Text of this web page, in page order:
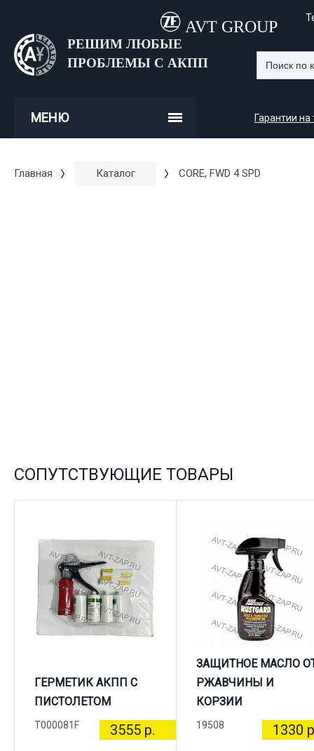
AVT GROUP
РЕШИМ ЛЮБЫЕ
ПРОБЛЕМЫ С АКПП
МЕНЮ Гарантии на
Главная Каталог CORE, FWD 4 SPD
СОПУТСТВУЮЩИЕ ТОВАРЫ
ГЕРМЕТИК АКПП С
ПИСТОЛЕТОМ
T000081F 3555 р.
ЗАЩИТНОЕ МАСЛО
РЖАВЧИНЫ И
КОРЗИИ
19508 1330